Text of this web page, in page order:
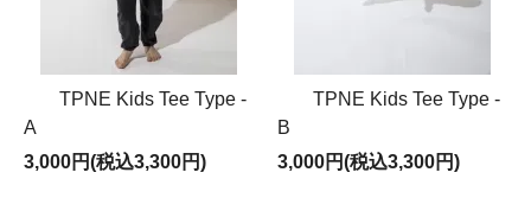
TPNE Kids Tee Type -
A
3,000円(税込3,300円)
TPNE Kids Tee Type -
B
3,000円(税込3,300円)